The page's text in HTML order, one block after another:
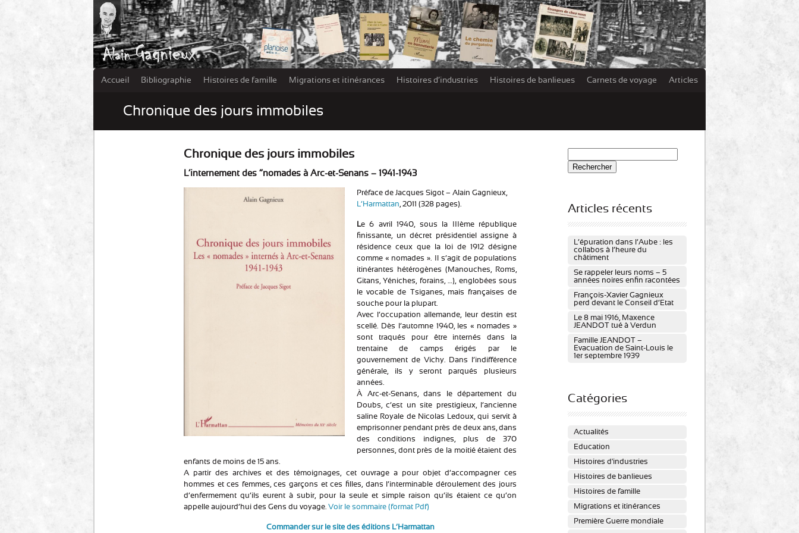
Accueil Bibliographie Histoires de famille Migrations et itinérances Histoires d’industries Histoires de banlieues Carnets de voyage Articles
Chronique des jours immobiles
Chronique des jours immobiles
L’internement des “nomades à Arc-et-Senans – 1941-1943
Préface de Jacques Sigot – Alain Gagnieux,
L’Harmattan , 2011 (328 pages).
Le 6 avril 1940, sous la IIIème république
finissante, un décret présidentiel assigne à
résidence ceux que la loi de 1912 désigne
comme « nomades ». Il s’agit de populations
itinérantes hétérogènes (Manouches, Roms,
Gitans, Yéniches, forains, …), englobées sous
le vocable de Tsiganes, mais françaises de
souche pour la plupart.
Avec l’occupation allemande, leur destin est
scellé. Dès l’automne 1940, les « nomades »
sont traqués pour être internés dans la
trentaine de camps érigés par le
gouvernement de Vichy. Dans l’indifférence
générale, ils y seront parqués plusieurs
années.
À Arc-et-Senans, dans le département du
Doubs, c’est un site prestigieux, l’ancienne
saline Royale de Nicolas Ledoux, qui servit à
emprisonner pendant près de deux ans, dans
des conditions indignes, plus de 370
personnes, dont près de la moitié étaient des
enfants de moins de 15 ans.
A partir des archives et des témoignages, cet ouvrage a pour objet d’accompagner ces
hommes et ces femmes, ces garçons et ces filles, dans l’interminable déroulement des jours
d’enfermement qu’ils eurent à subir, pour la seule et simple raison qu’ils étaient ce qu’on
appelle aujourd’hui des Gens du voyage. Voir le sommaire (format Pdf)
Commander sur le site des éditions L’Harmattan
Articles récents
L’épuration dans l’Aube : les
collabos à l’heure du
châtiment
Se rappeler leurs noms – 5
années noires enfin racontées
François-Xavier Gagnieux
perd devant le Conseil d’Etat
Le 8 mai 1916, Maxence
JEANDOT tué à Verdun
Famille JEANDOT –
Evacuation de Saint-Louis le
1er septembre 1939
Catégories
Actualités
Education
Histoires d'industries
Histoires de banlieues
Histoires de famille
Migrations et itinérances
Première Guerre mondiale